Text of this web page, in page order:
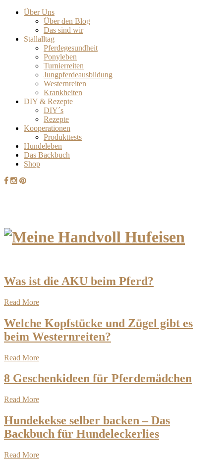
Über Uns
Über den Blog
Das sind wir
Stallalltag
Pferdegesundheit
Ponyleben
Turnierreiten
Jungpferdeausbildung
Westernreiten
Krankheiten
DIY & Rezepte
DIY´s
Rezepte
Kooperationen
Produkttests
Hundeleben
Das Backbuch
Shop
Was ist die AKU beim Pferd?
Read More
Welche Kopfstücke und Zügel gibt es
beim Westernreiten?
Read More
8 Geschenkideen für Pferdemädchen
Read More
Hundekekse selber backen – Das
Backbuch für Hundeleckerlies
Read More